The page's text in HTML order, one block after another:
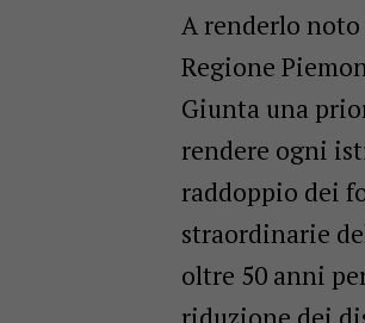
A renderlo noto
Regione
Giunta una
rendere ogni
raddoppio dei
straordinarie
oltre 50 anni